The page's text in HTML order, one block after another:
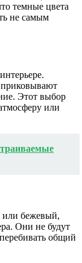
темные цвета
не самым
Этот выбор
или
или бежевый,
Они не будут
общий